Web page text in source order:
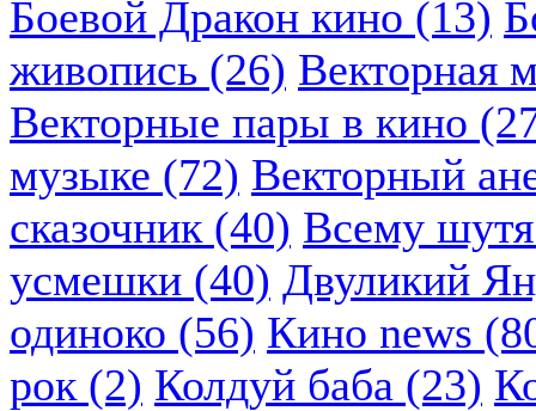
Боевой Дракон кино (13)
живопись (26) Векторная
Векторные пары в кино
музыке (72) Векторный
сказочник (40) Всему
усмешки (40) Двуликий
одиноко (56) Кино news
рок (2) Колдуй баба (23)